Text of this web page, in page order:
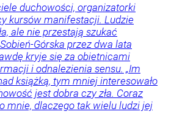
duchowości, organizatorki
kursów manifestacji. Ludzie
ale nie przestają szukać
Górska przez dwa lata
kryje się za obietnicami
i odnalezienia sensu. „Im
książką, tym mniej interesowało
jest dobra czy zła. Coraz
mnie, dlaczego tak wielu ludzi jej